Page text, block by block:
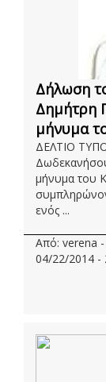
Δήλωση
Δημήτρη
μήνυμα
ΔΕΛΤΙΟ
μήνυμα του
ενός ...
Από: verena -
04/22/2014 -